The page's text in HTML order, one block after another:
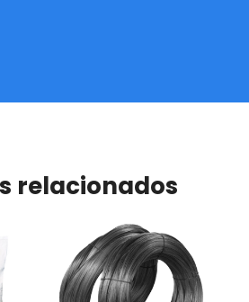
relacionados